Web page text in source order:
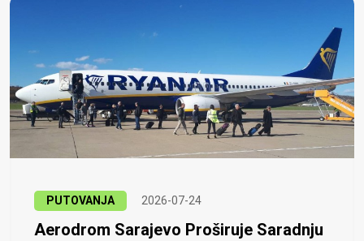
PUTOVANJA 2026-07-24
Aerodrom Sarajevo Proširuje Saradnju